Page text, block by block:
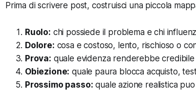
Prima di scrivere post, costruisci una piccola
Ruolo: chi possiede il problema e chi
Dolore: cosa e costoso, lento, rischioso o
Prova: quale evidenza renderebbe credibile
Obiezione: quale paura blocca acquisto,
Prossimo passo: quale azione realistica